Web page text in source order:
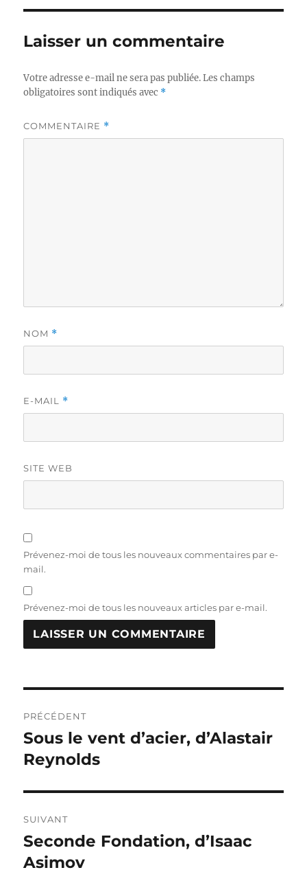
Laisser un commentaire
Votre adresse e-mail ne sera pas publiée. Les champs
obligatoires sont indiqués avec *
COMMENTAIRE *
NOM *
E-MAIL *
SITE WEB
Prévenez-moi de tous les nouveaux commentaires par e-
mail.
Prévenez-moi de tous les nouveaux articles par e-mail.
de
l’article
PRÉCÉDENT
Publication
précédente :
Sous le vent d’acier, d’Alastair
Reynolds
SUIVANT
Publication
suivante :
Seconde Fondation, d’Isaac
Asimov